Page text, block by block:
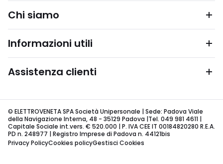
Chi siamo
Informazioni utili
Assistenza clienti
© ELETTROVENETA SPA Società Unipersonale | Sede: Padova Viale
della Navigazione Interna, 48 - 35129 Padova |Tel. 049 981 4611 |
Capitale Sociale int.vers. € 520.000 | P. IVA CEE IT 00184820280 R.E.A.
PD n. 248977 | Registro Imprese di Padova n. 44121bis
Privacy PolicyCookies policyGestisci Cookies